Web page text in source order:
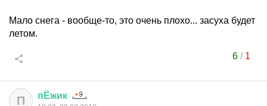
Мало снега - вообще-то, это очень плохо... засуха будет
летом.
6/ 1
П пЁжик